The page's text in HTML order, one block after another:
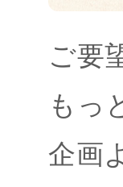
ご要
もっ
企画